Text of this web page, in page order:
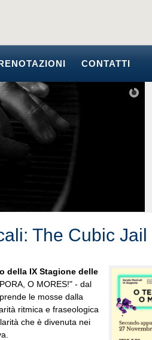
CONTATTI
The Cubic Jail
della IX Stagione delle
O MORES!" - dal
, prende le mosse dalla
ritmica e fraseologica
che è divenuta nei